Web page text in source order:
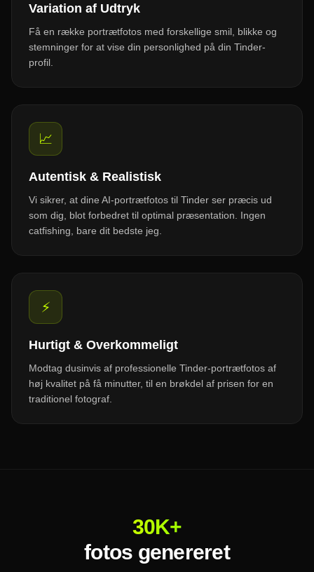
Variation af Udtryk
Få en række portrætfotos med forskellige smil, blikke og
stemninger for at vise din personlighed på din Tinder-
profil.
📈
Autentisk & Realistisk
Vi sikrer, at dine AI-portrætfotos til Tinder ser præcis ud
som dig, blot forbedret til optimal præsentation. Ingen
catfishing, bare dit bedste jeg.
⚡
Hurtigt & Overkommeligt
Modtag dusinvis af professionelle Tinder-portrætfotos af
høj kvalitet på få minutter, til en brøkdel af prisen for en
traditionel fotograf.
30K+
fotos genereret